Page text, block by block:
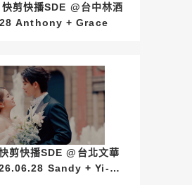
播SDE @台中林酒
店 2026.06.28 Anthony + Grace
剪快播SDE @台北文華
Sandy + Yi-